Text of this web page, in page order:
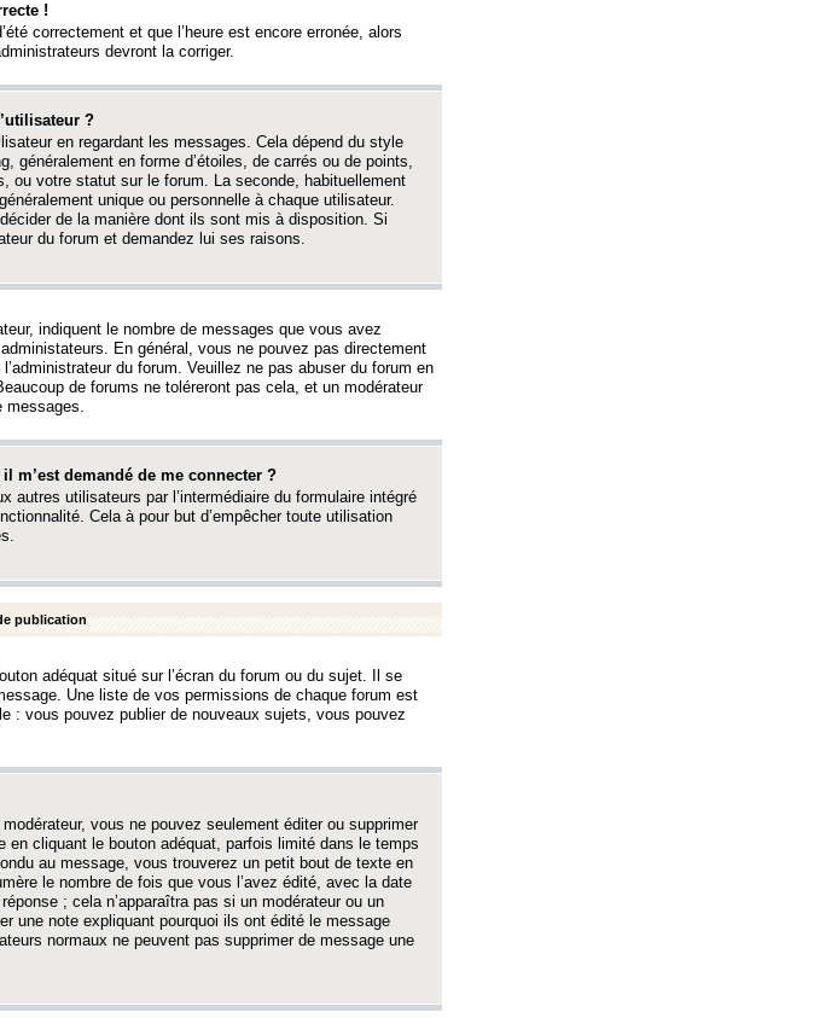
!
correctement et que l’heure est encore erronée, alors
devront la corriger.
?
en regardant les messages. Cela dépend du style
généralement en forme d’étoiles, de carrés ou de points,
ou votre statut sur le forum. La seconde, habituellement
unique ou personnelle à chaque utilisateur.
de la manière dont ils sont mis à disposition. Si
du forum et demandez lui ses raisons.
indiquent le nombre de messages que vous avez
En général, vous ne pouvez pas directement
du forum. Veuillez ne pas abuser du forum en
de forums ne toléreront pas cela, et un modérateur
messages.
m’est demandé de me connecter ?
utilisateurs par l’intermédiaire du formulaire intégré
Cela à pour but d’empêcher toute utilisation
publication
adéquat situé sur l’écran du forum ou du sujet. Il se
Une liste de vos permissions de chaque forum est
: vous pouvez publier de nouveaux sujets, vous pouvez
vous ne pouvez seulement éditer ou supprimer
cliquant le bouton adéquat, parfois limité dans le temps
au message, vous trouverez un petit bout de texte en
le nombre de fois que vous l’avez édité, avec la date
; cela n’apparaîtra pas si un modérateur ou un
une note expliquant pourquoi ils ont édité le message
normaux ne peuvent pas supprimer de message une